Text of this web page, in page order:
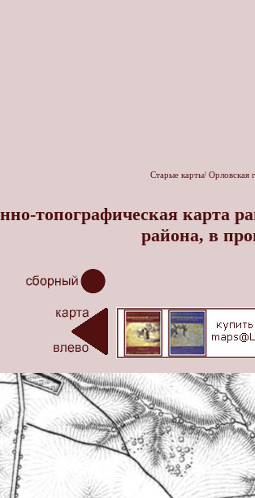
Старые карты/ Орловская
топографическая карта
района, в